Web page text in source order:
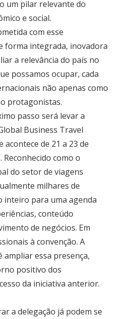
um pilar relevante do
e social.
com esse
forma integrada, inovadora
a relevância do país no
possamos ocupar, cada
não apenas como
protagonistas.
passo será levar a
Business Travel
acontece de 21 a 23 de
Reconhecido como o
do setor de viagens
milhares de
inteiro para uma agenda
conteúdo
de negócios. Em
à convenção. A
ampliar essa presença,
positivo dos
da iniciativa anterior.
a delegação já podem se